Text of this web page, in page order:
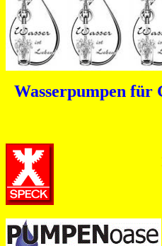
Wasserpumpen für